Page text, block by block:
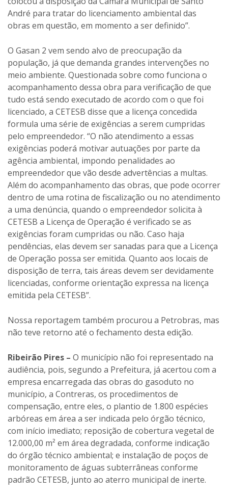
André para tratar do licenciamento ambiental das
obras em questão, em momento a ser definido”.
O Gasan 2 vem sendo alvo de preocupação da
população, já que demanda grandes intervenções no
meio ambiente. Questionada sobre como funciona o
acompanhamento dessa obra para verificação de que
tudo está sendo executado de acordo com o que foi
licenciado, a CETESB disse que a licença concedida
formula uma série de exigências a serem cumpridas
pelo empreendedor. “O não atendimento a essas
exigências poderá motivar autuações por parte da
agência ambiental, impondo penalidades ao
empreendedor que vão desde advertências a multas.
Além do acompanhamento das obras, que pode ocorrer
dentro de uma rotina de fiscalização ou no atendimento
a uma denúncia, quando o empreendedor solicita à
CETESB a Licença de Operação é verificado se as
exigências foram cumpridas ou não. Caso haja
pendências, elas devem ser sanadas para que a Licença
de Operação possa ser emitida. Quanto aos locais de
disposição de terra, tais áreas devem ser devidamente
licenciadas, conforme orientação expressa na licença
emitida pela CETESB”.
Nossa reportagem também procurou a Petrobras, mas
não teve retorno até o fechamento desta edição.
Ribeirão Pires – O município não foi representado na
audiência, pois, segundo a Prefeitura, já acertou com a
empresa encarregada das obras do gasoduto no
município, a Contreras, os procedimentos de
compensação, entre eles, o plantio de 1.800 espécies
arbóreas em área a ser indicada pelo órgão técnico,
com início imediato; reposição de cobertura vegetal de
12.000,00 m² em área degradada, conforme indicação
do órgão técnico ambiental; e instalação de poços de
monitoramento de águas subterrâneas conforme
padrão CETESB, junto ao aterro municipal de inerte.